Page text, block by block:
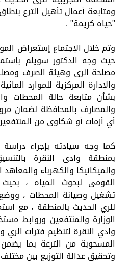
ومتابعة أعمال تأهيل الترع
"حياه كريمة" .
وتم خلال الإجتماع إستعراض
حيث وجه الدكتور سويلم
مصلحة الرى وهيئة الصرف
والإدارة المركزية للموارد
بشأن متابعة حالة المحطات
والمصارف بالمحافظة لضمان
أي أزمات أو شكاوى من
كما وجه سيادته بإجراء
بمنطقة وادى النقرة
والميكانيكا والكهرباء
القومى لبحوث المياه ،
تشغيل وصيانة المحطات ،
للري الحديث بالمنطقة ، مع
الوزارة والمنتفعين وروابط
وادي النقرة لتنظيم فترات الري
المسحوبة من الترعة بما
وتحقيق عدالة التوزيع بين مختلف